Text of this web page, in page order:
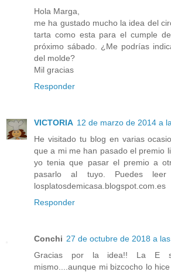
Hola Marga,
me ha gustado mucho la idea del
tarta como esta para el cumple
próximo sábado. ¿Me podrías
del molde?
Mil gracias
Responder
VICTORIA 12 de marzo de 2014 a
He visitado tu blog en varias
que a mi me han pasado el premio
yo tenia que pasar el premio a
pasarlo al tuyo. Puedes
losplatosdemicasa.blogspot.com.es
Responder
Conchi 27 de octubre de 2018 a
Gracias por la idea!! La E
mismo....aunque mi bizcocho lo